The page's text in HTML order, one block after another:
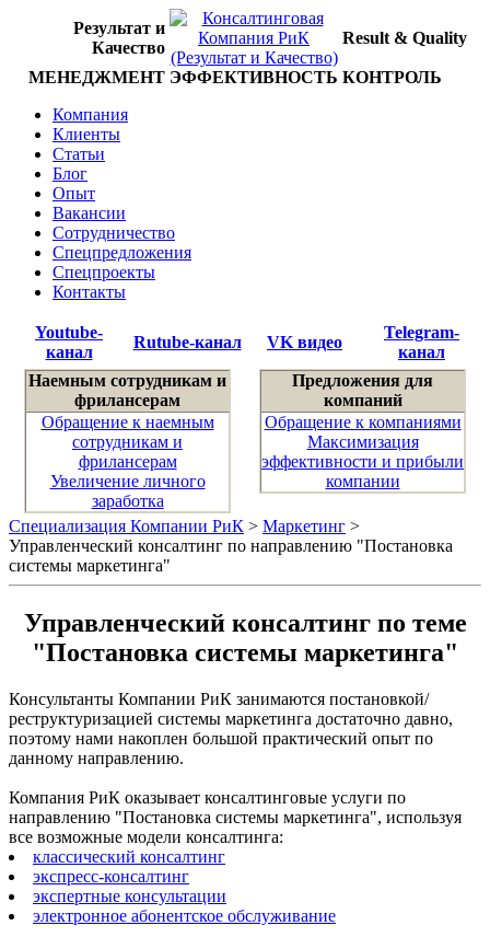
Результат и
Качество
Result & Quality
МЕНЕДЖМЕНТ ЭФФЕКТИВНОСТЬ КОНТРОЛЬ
Компания
Клиенты
Статьи
Блог
Опыт
Вакансии
Сотрудничество
Спецпредложения
Спецпроекты
Контакты
Youtube-
канал
Rutube-канал VK видео
Telegram-
канал
Наемным сотрудникам и
фрилансерам
Обращение к наемным
сотрудникам и
фрилансерам
Увеличение личного
заработка
Предложения для
компаний
Обращение к компаниями
Максимизация
эффективности и прибыли
компании
Специализация Компании РиК > Маркетинг >
Управленческий консалтинг по направлению "Постановка
системы маркетинга"
Управленческий консалтинг по теме
"Постановка системы маркетинга"
Консультанты Компании РиК занимаются постановкой/
реструктуризацией системы маркетинга достаточно давно,
поэтому нами накоплен большой практический опыт по
данному направлению.
Компания РиК оказывает консалтинговые услуги по
направлению "Постановка системы маркетинга", используя
все возможные модели консалтинга:
классический консалтинг
экспресс-консалтинг
экспертные консультации
электронное абонентское обслуживание